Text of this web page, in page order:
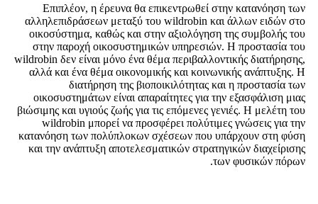
Επιπλέον, η έρευνα θα επικεντρωθεί στην κατανόηση των
αλληλεπιδράσεων μεταξύ του wildrobin και άλλων ειδών στο
οικοσύστημα, καθώς και στην αξιολόγηση της συμβολής του
στην παροχή οικοσυστημικών υπηρεσιών. Η προστασία του
wildrobin δεν είναι μόνο ένα θέμα περιβαλλοντικής διατήρησης,
αλλά και ένα θέμα οικονομικής και κοινωνικής ανάπτυξης. Η
διατήρηση της βιοποικιλότητας και η προστασία των
οικοσυστημάτων είναι απαραίτητες για την εξασφάλιση μιας
βιώσιμης και υγιούς ζωής για τις επόμενες γενιές. Η μελέτη του
wildrobin μπορεί να προσφέρει πολύτιμες γνώσεις για την
κατανόηση των πολύπλοκων σχέσεων που υπάρχουν στη φύση
και την ανάπτυξη αποτελεσματικών στρατηγικών διαχείρισης
των φυσικών πόρων.